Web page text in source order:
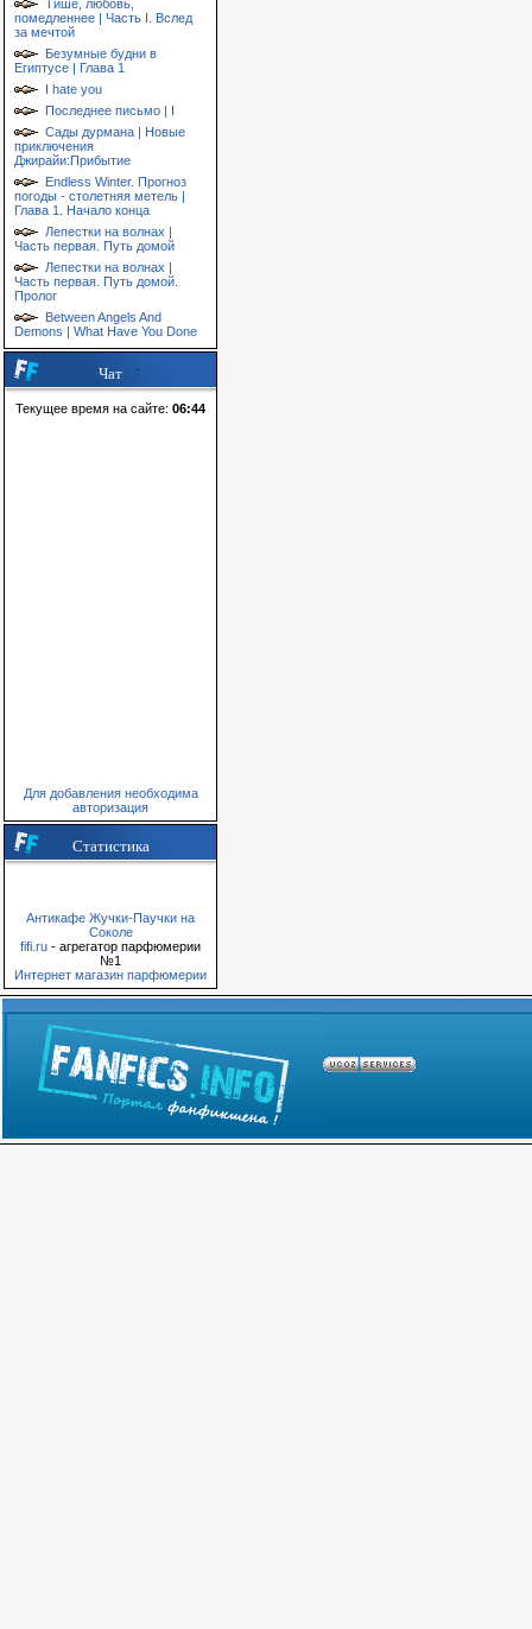
Тише, любовь,
помедленнее | Часть I. Вслед
за мечтой
Безумные будни в
Египтусе | Глава 1
I hate you
Последнее письмо | I
Сады дурмана | Новые
приключения
Джирайи:Прибытие
Endless Winter. Прогноз
погоды - столетняя метель |
Глава 1. Начало конца
Лепестки на волнах |
Часть первая. Путь домой
Лепестки на волнах |
Часть первая. Путь домой.
Пролог
Between Angels And
Demons | What Have You Done
Чат
Текущее время на сайте: 06:44
Для добавления необходима
авторизация
Статистика
Антикафе Жучки-Паучки на
Соколе
fifi.ru - агрегатор парфюмерии
№1
Интернет магазин парфюмерии